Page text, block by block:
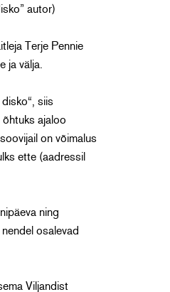
autor)
Terje Pennie
ja välja.
siis
õhtuks ajaloo
on võimalus
ette (aadressil
ning
osalevad
Viljandist